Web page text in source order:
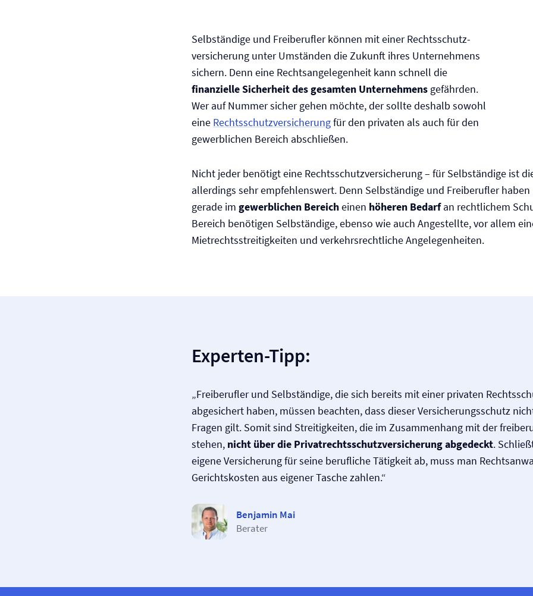
Selbständige und Freiberufler können mit einer Rechtsschutz­
versicherung unter Umständen die Zukunft ihres Unternehmens
sichern. Denn eine Rechtsangelegenheit kann schnell die
finanzielle Sicherheit des gesamten Unternehmens gefährden.
Wer auf Nummer sicher gehen möchte, der sollte deshalb sowohl
eine Rechtsschutz­versicherungfür den privaten als auch für den
gewerblichen Bereich abschließen.
Nicht jeder benötigt eine Rechtsschutz­versicherung – für Selbständige ist
allerdings sehr empfehlenswert. Denn Selbständige und Freiberufler haben
gerade im gewerblichen Bereicheinen höheren Bedarfan rechtlichem
Bereich benötigen Selbständige, ebenso wie auch Angestellte, vor allem
Mietrechtsstreitigkeiten und verkehrsrechtliche Angelegenheiten.
Experten-Tipp:
„Freiberufler und Selbständige, die sich bereits mit einer privaten
abgesichert haben, müssen beachten, dass dieser Versicherungsschutz
Fragen gilt. Somit sind Streitigkeiten, die im Zusammenhang mit der
stehen, nicht über die Privat­rechtsschutz­versicherung abgedeckt.
eigene Versicherung für seine berufliche Tätigkeit ab, muss man
Gerichtskosten aus eigener Tasche zahlen.“
Benjamin Mai
Berater